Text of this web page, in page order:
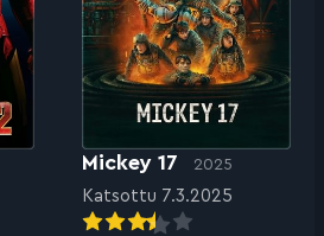
Mickey 17 2025
Katsottu 7.3.2025